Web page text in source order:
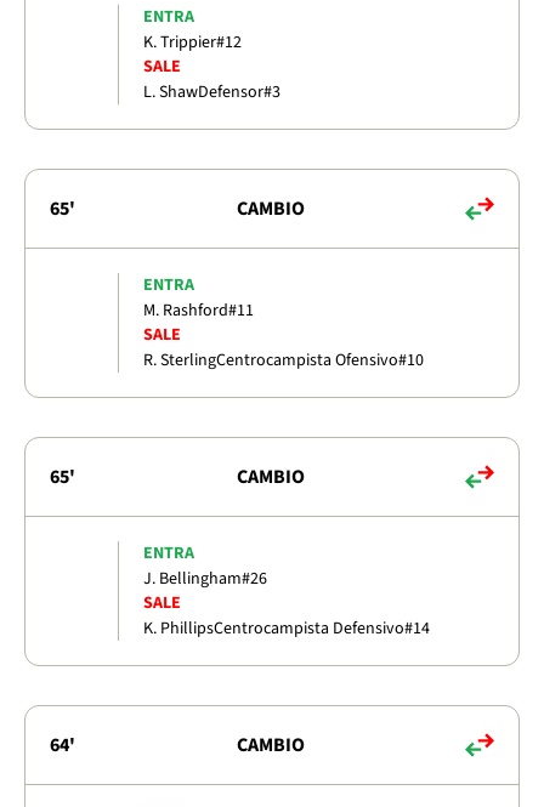
ENTRA
K. Trippier#12
SALE
L. ShawDefensor#3
65' CAMBIO
ENTRA
M. Rashford#11
SALE
R. SterlingCentrocampista Ofensivo#10
65' CAMBIO
ENTRA
J. Bellingham#26
SALE
K. PhillipsCentrocampista Defensivo#14
64' CAMBIO